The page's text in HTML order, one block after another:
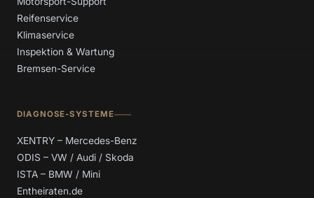
Reifenservice
Klimaservice
Inspektion & Wartung
Bremsen-Service
DIAGNOSE-SYSTEME
XENTRY – Mercedes-Benz
ODIS – VW / Audi / Skoda
ISTA – BMW / Mini
Entheiraten.de